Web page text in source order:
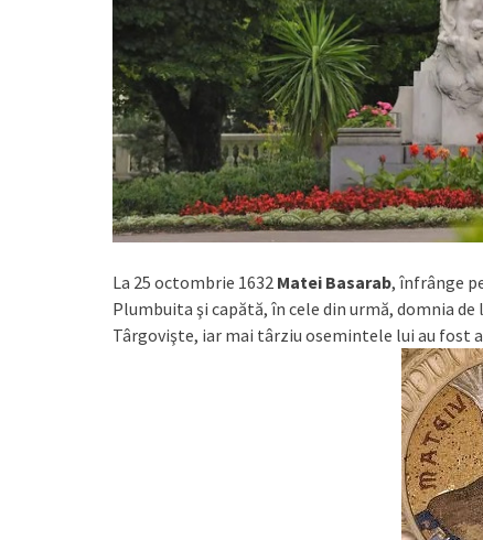
La 25 octombrie 1632 Matei Basarab, înfrânge
Plumbuita şi capătă, în cele din urmă, domnia
Târgovişte, iar mai târziu osemintele lui au fost